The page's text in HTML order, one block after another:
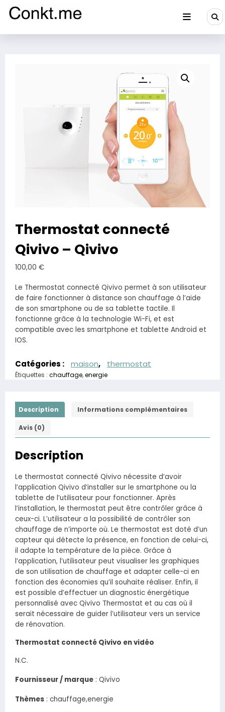
Conkt.me
Thermostat connecté
Qivivo – Qivivo
100,00 €
Le Thermostat connecté Qivivo permet à son utilisateur
de faire fonctionner à distance son chauffage à l’aide
de son smartphone ou de sa tablette tactile. Il
fonctionne grâce à la technologie Wi-Fi, et est
compatible avec les smartphone et tablette Android et
IOS.
Catégories : maison, thermostat
Étiquettes : chauffage,energie
Description Informations complémentaires
Avis (0)
Description
Le thermostat connecté Qivivo nécessite d’avoir
l’application Qivivo d’installer sur le smartphone ou la
tablette de l’utilisateur pour fonctionner. Après
l’installation, le thermostat peut être contrôler grâce à
ceux-ci. L’utilisateur a la possibilité de contrôler son
chauffage de n’importe où. Le thermostat est doté d’un
capteur qui détecte la présence, en fonction de celui-ci,
il adapte la température de la pièce. Grâce à
l’application, l’utilisateur peut visualiser les graphiques
de son utilisation de chauffage et adapter celle-ci en
fonction des économies qu’il souhaite réaliser. Enfin, il
est possible d’effectuer un diagnostic énergétique
personnalisé avec Qivivo Thermostat et au cas où il
serait nécessaire de guider l’utilisateur vers un service
de rénovation.
Thermostat connecté Qivivo en vidéo
N.C.
Fournisseur / marque : Qivivo
Thèmes : chauffage,energie